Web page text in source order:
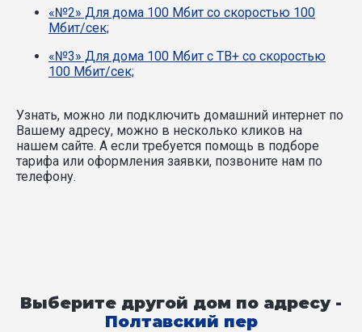
«№2» Для дома 100 Мбит со скоростью 100
Мбит/сек;
«№3» Для дома 100 Мбит с ТВ+ со скоростью
100 Мбит/сек;
Узнать, можно ли подключить домашний интернет по
Вашему адресу, можно в несколько кликов на
нашем сайте. А если требуется помощь в подборе
тарифа или оформления заявки, позвоните нам по
телефону.
Выберите другой дом по адресу -
Полтавский пер